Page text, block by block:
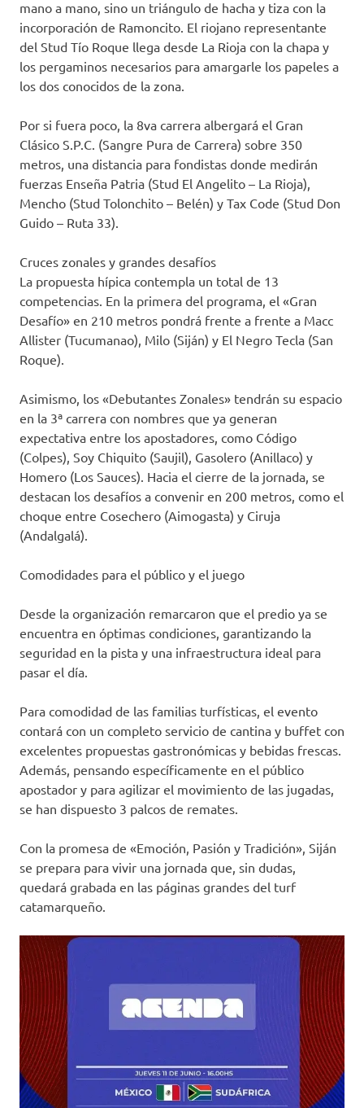
mano a mano, sino un triángulo de hacha y tiza con la
incorporación de Ramoncito. El riojano representante
del Stud Tío Roque llega desde La Rioja con la chapa y
los pergaminos necesarios para amargarle los papeles a
los dos conocidos de la zona.
Por si fuera poco, la 8va carrera albergará el Gran
Clásico S.P.C. (Sangre Pura de Carrera) sobre 350
metros, una distancia para fondistas donde medirán
fuerzas Enseña Patria (Stud El Angelito – La Rioja),
Mencho (Stud Tolonchito – Belén) y Tax Code (Stud Don
Guido – Ruta 33).
Cruces zonales y grandes desafíos
La propuesta hípica contempla un total de 13
competencias. En la primera del programa, el «Gran
Desafío» en 210 metros pondrá frente a frente a Macc
Allister (Tucumanao), Milo (Siján) y El Negro Tecla (San
Roque).
Asimismo, los «Debutantes Zonales» tendrán su espacio
en la 3ª carrera con nombres que ya generan
expectativa entre los apostadores, como Código
(Colpes), Soy Chiquito (Saujil), Gasolero (Anillaco) y
Homero (Los Sauces). Hacia el cierre de la jornada, se
destacan los desafíos a convenir en 200 metros, como el
choque entre Cosechero (Aimogasta) y Ciruja
(Andalgalá).
Comodidades para el público y el juego
Desde la organización remarcaron que el predio ya se
encuentra en óptimas condiciones, garantizando la
seguridad en la pista y una infraestructura ideal para
pasar el día.
Para comodidad de las familias turfísticas, el evento
contará con un completo servicio de cantina y buffet con
excelentes propuestas gastronómicas y bebidas frescas.
Además, pensando específicamente en el público
apostador y para agilizar el movimiento de las jugadas,
se han dispuesto 3 palcos de remates.
Con la promesa de «Emoción, Pasión y Tradición», Siján
se prepara para vivir una jornada que, sin dudas,
quedará grabada en las páginas grandes del turf
catamarqueño.